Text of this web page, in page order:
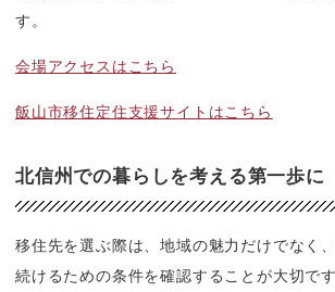
す。
会場アクセスはこちら
飯山市移住定住支援サイトはこちら
北信州での暮らしを考える第一歩に
移住先を選ぶ際は、地域の魅力だけでなく
続けるための条件を確認することが大切で